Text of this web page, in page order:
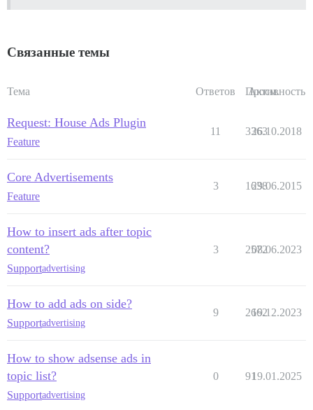
Связанные темы
Тема Ответов Просм.
Активность
Request: House Ads Plugin
Feature
11 3363
26.10.2018
Core Advertisements
Feature
3 1638
29.06.2015
How to insert ads after topic
content?
Supportadvertising
3 2572
08.06.2023
How to add ads on side?
Supportadvertising
9 2662
19.12.2023
How to show adsense ads in
topic list?
Supportadvertising
0 9119.01.2025